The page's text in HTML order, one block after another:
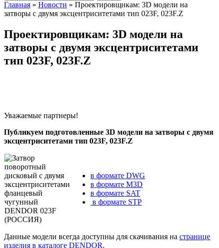
Главная » Новости » Проектировщикам: 3D модели на
затворы c двумя эксцентриситетами тип 023F, 023F.Z
Проектировщикам: 3D модели на
затворы c двумя эксцентриситетами
тип 023F, 023F.Z
Уважаемые партнеры!
Публикуем подготовленные 3D модели на затворы c двумя
эксцентриситетами тип 023F, 023F.Z
в формате DWG
в формате M3D
в формате SAT
в формате STP
Данные модели всегда доступны для скачивания на странице
изделия в каталоге DENDOR.